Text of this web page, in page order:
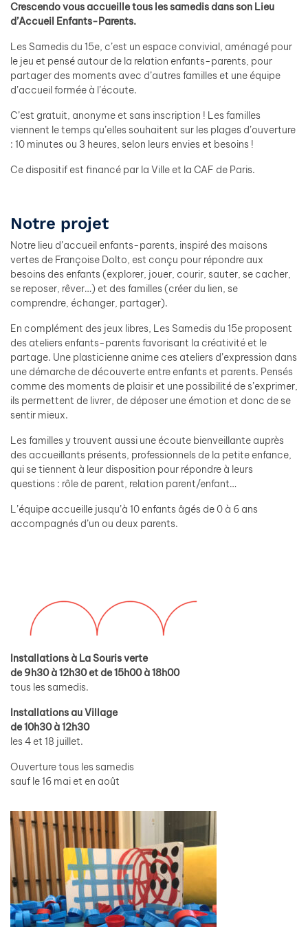
Crescendo vous accueille tous les samedis dans son Lieu
d’Accueil Enfants-Parents.
Les Samedis du 15e, c’est un espace convivial, aménagé pour
le jeu et pensé autour de la relation enfants-parents, pour
partager des moments avec d’autres familles et une équipe
d’accueil formée à l’écoute.
C’est gratuit, anonyme et sans inscription ! Les familles
viennent le temps qu’elles souhaitent sur les plages d’ouverture
: 10 minutes ou 3 heures, selon leurs envies et besoins !
Ce dispositif est financé par la Ville et la CAF de Paris.
Notre projet
Notre lieu d’accueil enfants-parents, inspiré des maisons
vertes de Françoise Dolto, est conçu pour répondre aux
besoins des enfants (explorer, jouer, courir, sauter, se cacher,
se reposer, rêver…) et des familles (créer du lien, se
comprendre, échanger, partager).
En complément des jeux libres, Les Samedis du 15e proposent
des ateliers enfants-parents favorisant la créativité et le
partage. Une plasticienne anime ces ateliers d’expression dans
une démarche de découverte entre enfants et parents. Pensés
comme des moments de plaisir et une possibilité de s’exprimer,
ils permettent de livrer, de déposer une émotion et donc de se
sentir mieux.
Les familles y trouvent aussi une écoute bienveillante auprès
des accueillants présents, professionnels de la petite enfance,
qui se tiennent à leur disposition pour répondre à leurs
questions : rôle de parent, relation parent/enfant…
L’équipe accueille jusqu’à 10 enfants âgés de 0 à 6 ans
accompagnés d’un ou deux parents.
Installations à La Souris verte
de 9h30 à 12h30 et de 15h00 à 18h00
tous les samedis.
Installations au Village
de 10h30 à 12h30
les 4 et 18 juillet.
Ouverture tous les samedis
sauf le 16 mai et en août